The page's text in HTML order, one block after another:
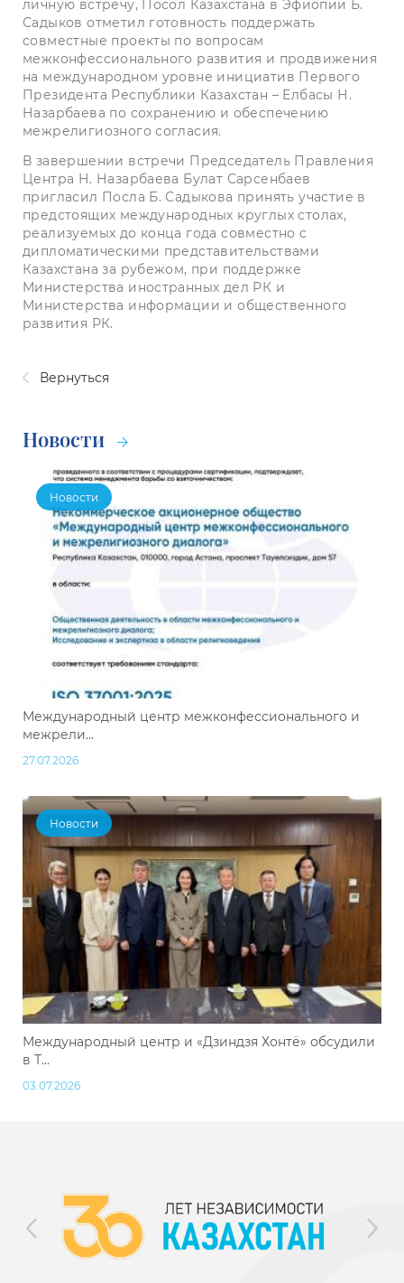
личную встречу, Посол Казахстана в Эфиопии Б.
Садыков отметил готовность поддержать
совместные проекты по вопросам
межконфессионального развития и продвижения
на международном уровне инициатив Первого
Президента Республики Казахстан – Елбасы Н.
Назарбаева по сохранению и обеспечению
межрелигиозного согласия.
В завершении встречи Председатель Правления
Центра Н. Назарбаева Булат Сарсенбаев
пригласил Посла Б. Садыкова принять участие в
предстоящих международных круглых столах,
реализуемых до конца года совместно с
дипломатическими представительствами
Казахстана за рубежом, при поддержке
Министерства иностранных дел РК и
Министерства информации и общественного
развития РК.
Вернуться
Новости
Новости
Международный центр межконфессионального и
межрели...
27.07.2026
Новости
Международный центр и «Дзиндзя Хонтё» обсудили
в Т...
03.07.2026